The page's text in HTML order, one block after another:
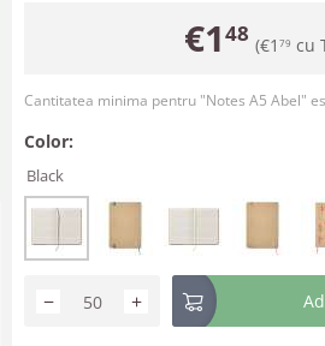
€148 (€1 79 cu
Cantitatea minima pentru "Notes A5 Abel"
Color:
Black
+
−